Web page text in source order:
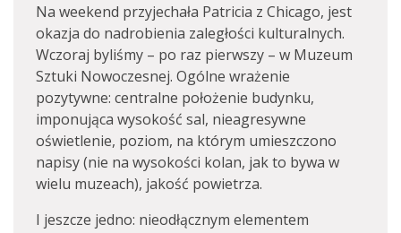
Na weekend przyjechała Patricia z Chicago, jest
okazja do nadrobienia zaległości kulturalnych.
Wczoraj byliśmy – po raz pierwszy – w Muzeum
Sztuki Nowoczesnej. Ogólne wrażenie
pozytywne: centralne położenie budynku,
imponująca wysokość sal, nieagresywne
oświetlenie, poziom, na którym umieszczono
napisy (nie na wysokości kolan, jak to bywa w
wielu muzeach), jakość powietrza.
I jeszcze jedno: nieodłącznym elementem